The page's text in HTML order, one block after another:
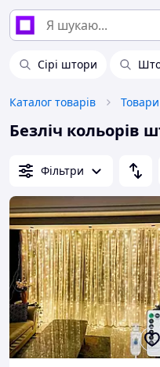
Сірі штори
Каталог товарів
Безліч кольорів
Фільтри